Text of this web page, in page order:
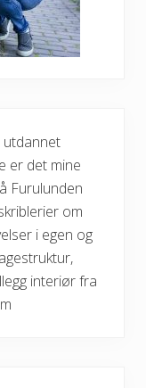
utdannet
er det mine
Furulunden
om
i egen og
interiør fra